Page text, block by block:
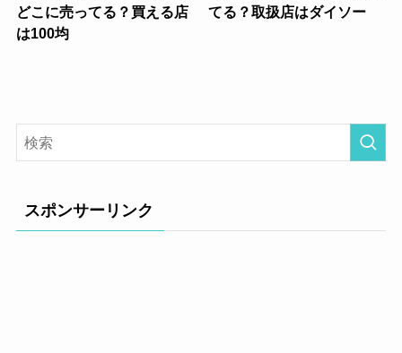
どこに売ってる？買える店
は100均
てる？取扱店はダイソー
スポンサーリンク